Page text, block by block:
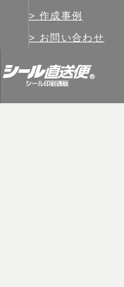
作成事例
お問い合わせ